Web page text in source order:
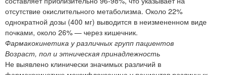
отсутствие окислительного метаболизма. Около 22%
однократной дозы (400 мг) выводится в неизмененном виде
почками, около 26% — через кишечник.
Фармакокинетика у различных групп пациентов
Возраст, пол и этническая принадлежность
Не выявлено клинически значимых различий в